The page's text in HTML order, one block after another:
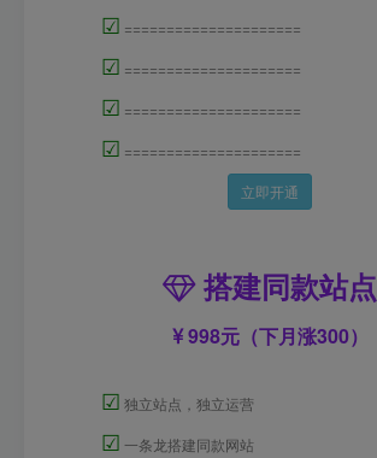
☑ =====================
☑ =====================
☑ =====================
☑ =====================
立即开通
搭建同款站点
998元（下月涨300）
☑ 独立站点，独立运营
☑ 一条龙搭建同款网站